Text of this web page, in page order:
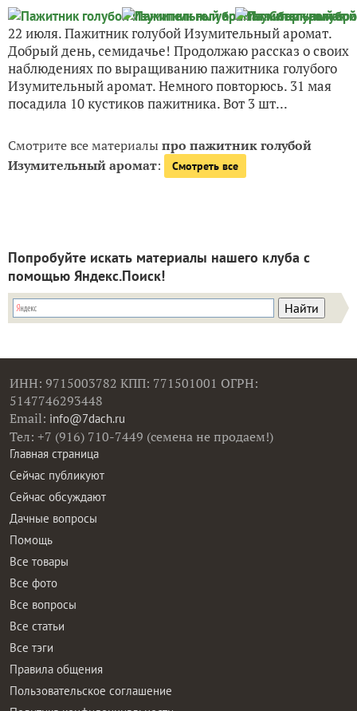
22 июля. Пажитник голубой Изумительный аромат.
Добрый день, семидачье! Продолжаю рассказ о своих
наблюдениях по выращиванию пажитника голубого
Изумительный аромат. Немного повторюсь. 31 мая
посадила 10 кустиков пажитника. Вот 3 шт...
Смотрите все материалыпро пажитник голубой
Изумительный аромат: Смотреть все
Попробуйте искать материалы нашего клуба с
помощью Яндекс.Поиск!
ИНН: 9715003782 КПП: 771501001 ОГРН:
5147746293448
Email: info@7dach.ru
Тел: +7 (916) 710-7449 (семена не продаем!)
Главная страница
Сейчас публикуют
Сейчас обсуждают
Дачные вопросы
Помощь
Все товары
Все фото
Все вопросы
Все статьи
Все тэги
Правила общения
Пользовательское соглашение